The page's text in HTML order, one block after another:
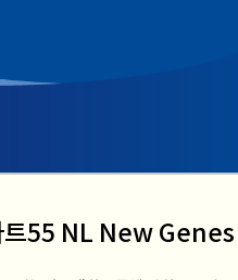
트55 NL New Genes